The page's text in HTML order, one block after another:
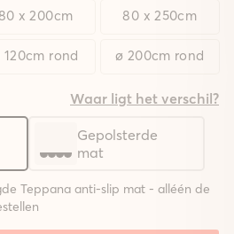
80 x 200cm 80 x 250cm
120cm rond ø 200cm rond
Waar ligt het verschil?
Gepolsterde
mat
Teppana anti-slip mat - alléén de